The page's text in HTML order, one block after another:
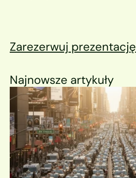
Zarezerwuj prezentację
Najnowsze artykuły